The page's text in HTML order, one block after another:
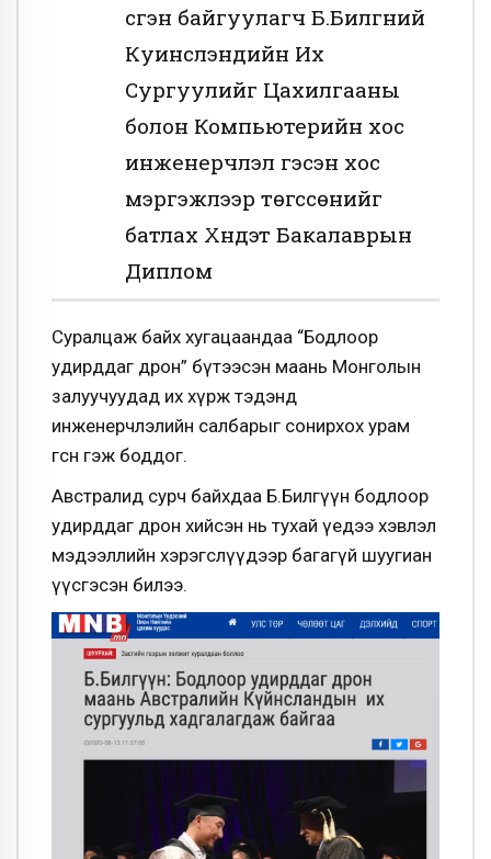
үүсгэн байгуулагч Б.Билгүүний
Куинслэндийн Их
Сургуулийг Цахилгааны
болон Компьютерийн хос
инженерчлэл гэсэн хос
мэргэжлээр төгссөнийг
батлах Хүндэт Бакалаврын
Диплом
Суралцаж байх хугацаандаа “Бодлоор
удирддаг дрон” бүтээсэн маань Монголын
залуучуудад их хүрж тэдэнд
инженерчлэлийн салбарыг сонирхох урам
өгсөн гэж боддог.
Австралид сурч байхдаа Б.Билгүүн бодлоор
удирддаг дрон хийсэн нь тухай үедээ хэвлэл
мэдээллийн хэрэгслүүдээр багагүй шуугиан
үүсгэсэн билээ.